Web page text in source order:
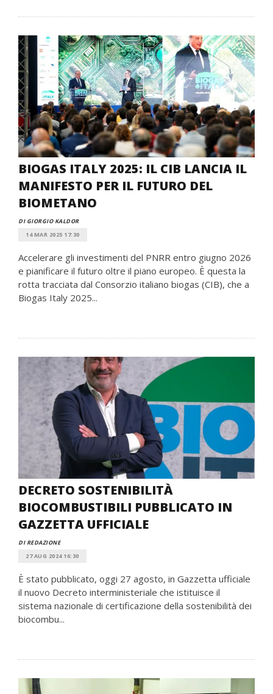
BIOGAS ITALY 2025: IL CIB LANCIA IL
MANIFESTO PER IL FUTURO DEL
BIOMETANO
DI GIORGIO KALDOR
14 MAR 2025 17:30
Accelerare gli investimenti del PNRR entro giugno 2026
e pianificare il futuro oltre il piano europeo. È questa la
rotta tracciata dal Consorzio italiano biogas (CIB), che a
Biogas Italy 2025...
DECRETO SOSTENIBILITÀ
BIOCOMBUSTIBILI PUBBLICATO IN
GAZZETTA UFFICIALE
DI REDAZIONE
27 AUG 2024 16:30
È stato pubblicato, oggi 27 agosto, in Gazzetta ufficiale
il nuovo Decreto interministeriale che istituisce il
sistema nazionale di certificazione della sostenibilità dei
biocombu...